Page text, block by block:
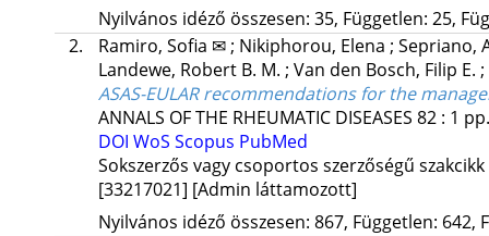
Nyilvános idéző összesen: 35, Független: 25,
2.
Ramiro, Sofia ✉; Nikiphorou, Elena ; Sepriano,
Landewe, Robert B. M. ; Van den Bosch, Filip E. ;
ASAS-EULAR recommendations for the
ANNALS OF THE RHEUMATIC DISEASES 82: 1
DOI WoS Scopus PubMed
Sokszerzős vagy csoportos szerzőségű
[33217021] [Admin láttamozott]
Nyilvános idéző összesen: 867, Független: 642,